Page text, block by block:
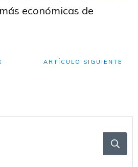
económicas de
ARTÍCULO SIGUIENTE